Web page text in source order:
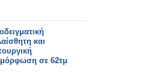
και
σε 62τμ